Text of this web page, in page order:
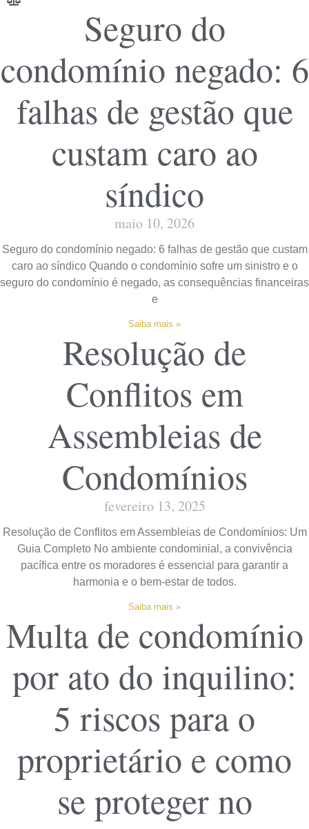
Seguro do
condomínio negado: 6
falhas de gestão que
custam caro ao
síndico
maio 10, 2026
Seguro do condomínio negado: 6 falhas de gestão que custam
caro ao síndico Quando o condomínio sofre um sinistro e o
seguro do condomínio é negado, as consequências financeiras
e
Saiba mais »
Resolução de
Conflitos em
Assembleias de
Condomínios
fevereiro 13, 2025
Resolução de Conflitos em Assembleias de Condomínios: Um
Guia Completo No ambiente condominial, a convivência
pacífica entre os moradores é essencial para garantir a
harmonia e o bem-estar de todos.
Saiba mais »
Multa de condomínio
por ato do inquilino:
5 riscos para o
proprietário e como
se proteger no